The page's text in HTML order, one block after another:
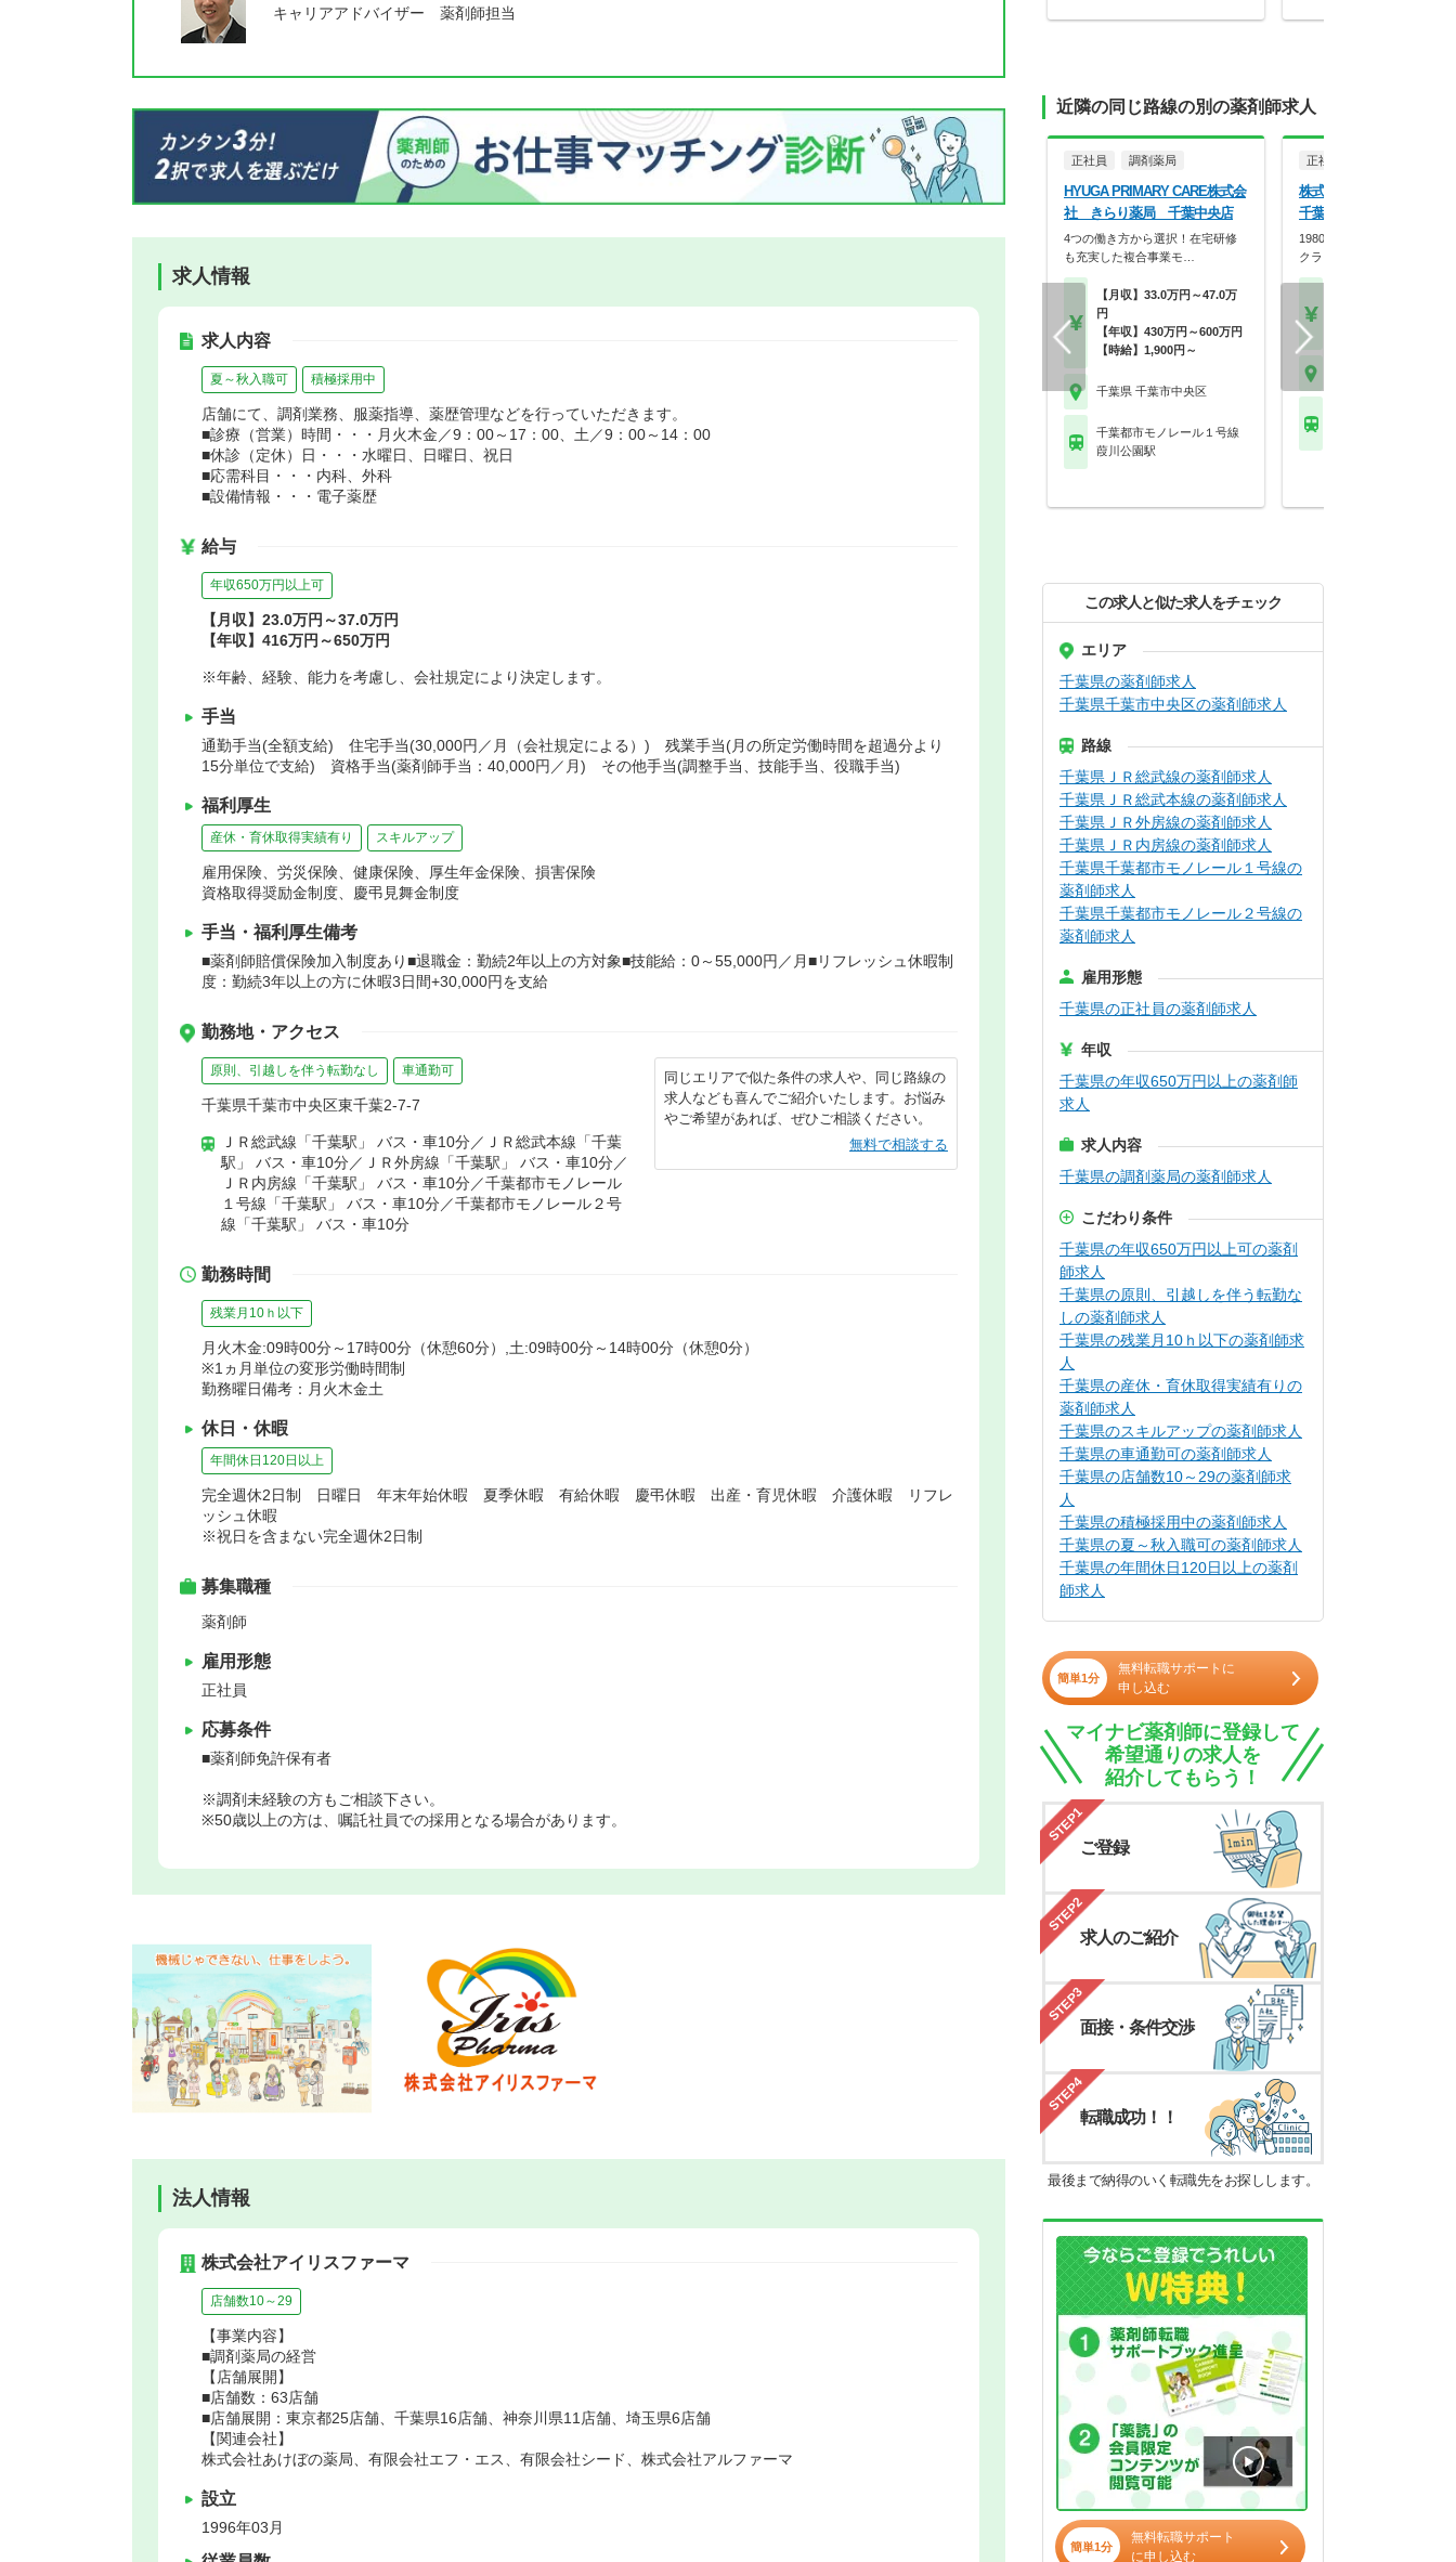
キャリアアドバイザー 薬剤師担当
求人情報
求人内容
夏～秋入職可 積極採用中
店舗にて、調剤業務、服薬指導、薬歴管理などを行っていただきます。
■診療（営業）時間・・・月火木金／9：00～17：00、土／9：00～14：00
■休診（定休）日・・・水曜日、日曜日、祝日
■応需科目・・・内科、外科
■設備情報・・・電子薬歴
給与
年収650万円以上可
【月収】23.0万円～37.0万円
【年収】416万円～650万円
※年齢、経験、能力を考慮し、会社規定により決定します。
手当
通勤手当(全額支給) 住宅手当(30,000円／月（会社規定による）) 残業手当(月の所定労働時間を超過分より
15分単位で支給) 資格手当(薬剤師手当：40,000円／月) その他手当(調整手当、技能手当、役職手当)
福利厚生
産休・育休取得実績有り スキルアップ
雇用保険、労災保険、健康保険、厚生年金保険、損害保険
資格取得奨励金制度、慶弔見舞金制度
手当・福利厚生備考
■薬剤師賠償保険加入制度あり■退職金：勤続2年以上の方対象■技能給：0～55,000円／月■リフレッシュ休暇制
度：勤続3年以上の方に休暇3日間+30,000円を支給
勤務地・アクセス
原則、引越しを伴う転勤なし 車通勤可
千葉県千葉市中央区東千葉2-7-7
ＪＲ総武線「千葉駅」 バス・車10分／ＪＲ総武本線「千葉
駅」 バス・車10分／ＪＲ外房線「千葉駅」 バス・車10分／
ＪＲ内房線「千葉駅」 バス・車10分／千葉都市モノレール
１号線「千葉駅」 バス・車10分／千葉都市モノレール２号
線「千葉駅」 バス・車10分
同じエリアで似た条件の求人や、同じ路線の
求人なども喜んでご紹介いたします。お悩み
やご希望があれば、ぜひご相談ください。
無料で相談する
勤務時間
残業月10ｈ以下
月火木金:09時00分～17時00分（休憩60分）,土:09時00分～14時00分（休憩0分）
※1ヵ月単位の変形労働時間制
勤務曜日備考：月火木金土
休日・休暇
年間休日120日以上
完全週休2日制 日曜日 年末年始休暇 夏季休暇 有給休暇 慶弔休暇 出産・育児休暇 介護休暇 リフレ
ッシュ休暇
※祝日を含まない完全週休2日制
募集職種
薬剤師
雇用形態
正社員
応募条件
■薬剤師免許保有者
※調剤未経験の方もご相談下さい。
※50歳以上の方は、嘱託社員での採用となる場合があります。
法人情報
株式会社アイリスファーマ
店舗数10～29
【事業内容】
■調剤薬局の経営
【店舗展開】
■店舗数：63店舗
■店舗展開：東京都25店舗、千葉県16店舗、神奈川県11店舗、埼玉県6店舗
【関連会社】
株式会社あけぼの薬局、有限会社エフ・エス、有限会社シード、株式会社アルファーマ
設立
1996年03月
近隣の同じ路線の別の薬剤師求人
正社員 調剤薬局
HYUGA PRIMARY CARE株式会
社 きらり薬局 千葉中央店
4つの働き方から選択！在宅研修
も充実した複合事業モ…
【月収】33.0万円～47.0万
円
【年収】430万円～600万円
【時給】1,900円～
千葉県 千葉市中央区
千葉都市モノレール１号線
葭川公園駅
正社員
株式会社タカサ 薬局タ
千葉都町店
1980年創業の在宅先進企業
クライフバランス…
この求人と似た求人をチェック
エリア
千葉県の薬剤師求人
千葉県千葉市中央区の薬剤師求人
路線
千葉県ＪＲ総武線の薬剤師求人
千葉県ＪＲ総武本線の薬剤師求人
千葉県ＪＲ外房線の薬剤師求人
千葉県ＪＲ内房線の薬剤師求人
千葉県千葉都市モノレール１号線の
薬剤師求人
千葉県千葉都市モノレール２号線の
薬剤師求人
雇用形態
千葉県の正社員の薬剤師求人
年収
千葉県の年収650万円以上の薬剤師
求人
求人内容
千葉県の調剤薬局の薬剤師求人
こだわり条件
千葉県の年収650万円以上可の薬剤
師求人
千葉県の原則、引越しを伴う転勤な
しの薬剤師求人
千葉県の残業月10ｈ以下の薬剤師求
人
千葉県の産休・育休取得実績有りの
薬剤師求人
千葉県のスキルアップの薬剤師求人
千葉県の車通勤可の薬剤師求人
千葉県の店舗数10～29の薬剤師求
人
千葉県の積極採用中の薬剤師求人
千葉県の夏～秋入職可の薬剤師求人
千葉県の年間休日120日以上の薬剤
師求人
簡単1分
無料転職サポートに
申し込む
マイナビ薬剤師に登録して
希望通りの求人を
紹介してもらう！
STEP1
ご登録
STEP2
求人のご紹介
STEP3
面接・条件交渉
STEP4
転職成功！！
最後まで納得のいく転職先をお探しします。
簡単1分
無料転職サポート
に申し込む